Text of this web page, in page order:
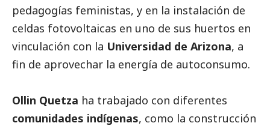
pedagogías feministas, y en la instalación de
celdas fotovoltaicas en uno de sus huertos en
vinculación con la Universidad de Arizona, a
fin de aprovechar la energía de autoconsumo.
Ollin Quetza ha trabajado con diferentes
comunidades indígenas, como la construcción